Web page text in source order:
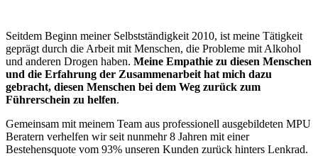
Seitdem Beginn meiner Selbstständigkeit 2010, ist meine Tätigkeit
geprägt durch die Arbeit mit Menschen, die Probleme mit Alkohol
und anderen Drogen haben. Meine Empathie zu diesen Menschen
und die Erfahrung der Zusammenarbeit hat mich dazu
gebracht, diesen Menschen bei dem Weg zurück zum
Führerschein zu helfen.
Gemeinsam mit meinem Team aus professionell ausgebildeten MPU
Beratern verhelfen wir seit nunmehr 8 Jahren mit einer
Bestehensquote vom 93% unseren Kunden zurück hinters Lenkrad.